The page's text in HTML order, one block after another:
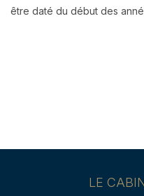
être daté du début des
LE